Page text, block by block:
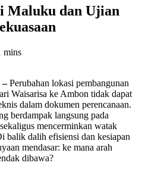
Maluku dan Ujian
mins
–Perubahan lokasi pembangunan
Waisarisa ke Ambon tidak dapat
dalam dokumen perencanaan.
berdampak langsung pada
mencerminkan watak
dalih efisiensi dan kesiapan
mendasar: ke mana arah
dibawa?